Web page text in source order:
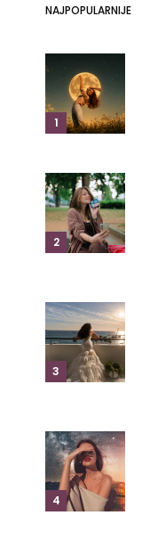
NAJPOPULARNIJE
1
2
3
4